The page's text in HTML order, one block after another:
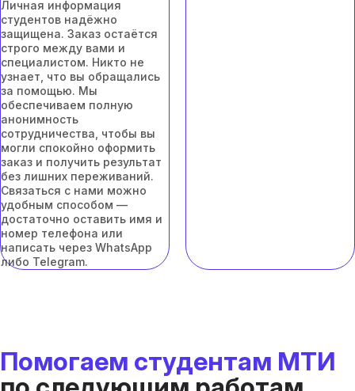
Личная информация
студентов надёжно
защищена. Заказ остаётся
строго между вами и
специалистом. Никто не
узнает, что вы обращались
за помощью. Мы
обеспечиваем полную
анонимность
сотрудничества, чтобы вы
могли спокойно оформить
заказ и получить результат
без лишних переживаний.
Связаться с нами можно
удобным способом —
достаточно оставить имя и
номер телефона или
написать через WhatsApp
либо Telegram.
Помогаем студентам МТИ